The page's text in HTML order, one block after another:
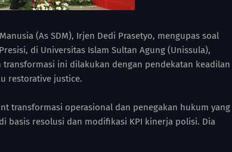
(As SDM), Irjen Dedi Prasetyo, mengupas soal
di Universitas Islam Sultan Agung (Unissula),
transformasi ini dilakukan dengan pendekatan keadilan
restorative justice.
transformasi operasional dan penegakan hukum yang
basis resolusi dan modifikasi KPI kinerja polisi. Dia